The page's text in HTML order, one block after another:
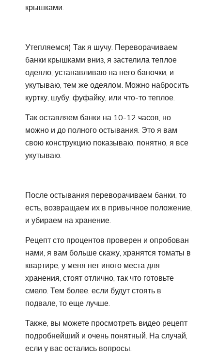
крышками.
Утепляемся) Так я шучу. Переворачиваем
банки крышками вниз, я застелила теплое
одеяло, устанавливаю на него баночки, и
укутываю, тем же одеялом. Можно набросить
куртку, шубу, фуфайку, или что-то теплое.
Так оставляем банки на 10-12 часов, но
можно и до полного остывания. Это я вам
свою конструкцию показываю, понятно, я все
укутываю.
После остывания переворачиваем банки, то
есть, возвращаем их в привычное положение,
и убираем на хранение.
Рецепт сто процентов проверен и опробован
нами, я вам больше скажу, хранятся томаты в
квартире, у меня нет иного места для
хранения, стоят отлично, так что готовьте
смело. Тем более. если будут стоять в
подвале, то еще лучше.
Также, вы можете просмотреть видео рецепт
подробнейший и очень понятный. На случай,
если у вас остались вопросы.